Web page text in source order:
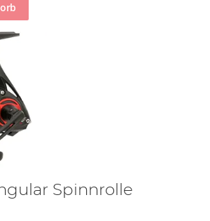
Spinnrolle